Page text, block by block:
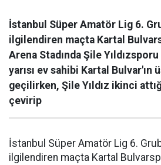
İstanbul Süper Amatör Lig 6.
ilgilendiren maçta Kartal
Arena Stadında Şile
yarısı ev sahibi Kartal Bulvar'ın
geçilirken, Şile Yıldız ikinci
çevirip
İstanbul Süper Amatör Lig 6.
ilgilendiren maçta Kartal